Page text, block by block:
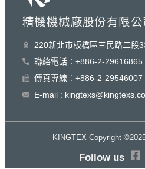
精機機械廠股份有限公
220新北巿板橋區三民路二段
聯絡電話︰+886-2-29616865
傳真專線︰+886-2-29546007
E-mail :
KINGTEX Copyright
Follow us